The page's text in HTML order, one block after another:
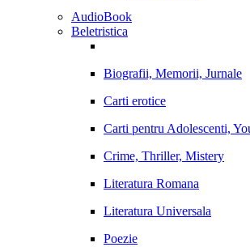
AudioBook
Beletristica
Biografii, Memorii, Jurnale
Carti erotice
Carti pentru Adolescenti,
Crime, Thriller, Mistery
Literatura Romana
Literatura Universala
Poezie